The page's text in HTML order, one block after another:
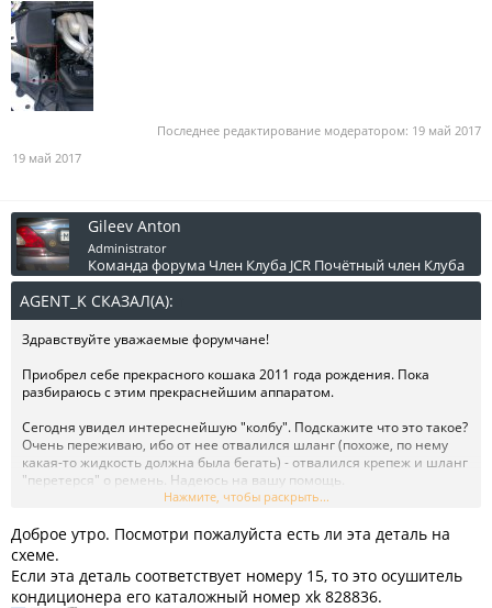
Последнее редактирование модератором: 19 май 2017
19 май 2017
Gileev Anton
Administrator
Команда форума Член Клуба JCR Почётный член Клуба
AGENT_K СКАЗАЛ(А):
Здравствуйте уважаемые форумчане!
Приобрел себе прекрасного кошака 2011 года рождения. Пока
разбираюсь с этим прекраснейшим аппаратом.
Сегодня увидел интереснейшую "колбу". Подскажите что это такое?
Очень переживаю, ибо от нее отвалился шланг (похоже, по нему
какая-то жидкость должна была бегать) - отвалился крепеж и шланг
"перетерся" о ремень. Надеюсь на вашу помощь.
Нажмите, чтобы раскрыть...
Доброе утро. Посмотри пожалуйста есть ли эта деталь на
схеме.
Если эта деталь соответствует номеру 15, то это осушитель
кондиционера его каталожный номер xk 828836.